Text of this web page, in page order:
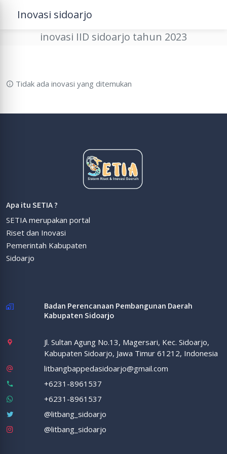
Inovasi sidoarjo
Publikasi Pelaporan Inovasi IGA
Kabupaten Sidoarjo Tahun 2023
inovasi IID sidoarjo tahun 2023
Tidak ada inovasi yang ditemukan
Apa itu SETIA ?
SETIA merupakan portal
Riset dan Inovasi
Pemerintah Kabupaten
Sidoarjo
Badan Perencanaan Pembangunan Daerah
Kabupaten Sidoarjo
Jl. Sultan Agung No.13, Magersari, Kec. Sidoarjo,
Kabupaten Sidoarjo, Jawa Timur 61212, Indonesia
litbangbappedasidoarjo@gmail.com
+6231-8961537
+6231-8961537
@litbang_sidoarjo
@litbang_sidoarjo